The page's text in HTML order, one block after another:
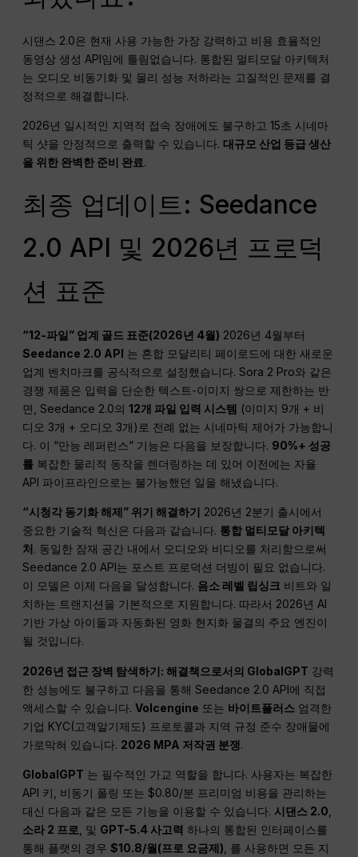
시댄스 2.0은 현재 사용 가능한 가장 강력하고 비용 효율적인
동영상 생성 API임에 틀림없습니다. 통합된 멀티모달 아키텍처
는 오디오 비동기화 및 물리 성능 저하라는 고질적인 문제를 결
정적으로 해결합니다.
2026년 일시적인 지역적 접속 장애에도 불구하고 15초 시네마
틱 샷을 안정적으로 출력할 수 있습니다. 대규모 산업 등급 생산
을 위한 완벽한 준비 완료.
최종 업데이트: Seedance
2.0 API 및 2026년 프로덕
션 표준
“12-파일” 업계 골드 표준(2026년 4월) 2026년 4월부터
Seedance 2.0 API 는 혼합 모달리티 페이로드에 대한 새로운
업계 벤치마크를 공식적으로 설정했습니다. Sora 2 Pro와 같은
경쟁 제품은 입력을 단순한 텍스트-이미지 쌍으로 제한하는 반
면, Seedance 2.0의12개 파일 입력 시스템 (이미지 9개 + 비
디오 3개 + 오디오 3개)로 전례 없는 시네마틱 제어가 가능합니
다. 이 “만능 레퍼런스” 기능은 다음을 보장합니다. 90%+ 성공
률 복잡한 물리적 동작을 렌더링하는 데 있어 이전에는 자율
API 파이프라인으로는 불가능했던 일을 해냈습니다.
“시청각 동기화 해제” 위기 해결하기 2026년 2분기 출시에서
중요한 기술적 혁신은 다음과 같습니다. 통합 멀티모달 아키텍
처. 동일한 잠재 공간 내에서 오디오와 비디오를 처리함으로써
Seedance 2.0 API는 포스트 프로덕션 더빙이 필요 없습니다.
이 모델은 이제 다음을 달성합니다. 음소 레벨 립싱크 비트와 일
치하는 트랜지션을 기본적으로 지원합니다. 따라서 2026년 AI
기반 가상 아이돌과 자동화된 영화 현지화 물결의 주요 엔진이
될 것입니다.
2026년 접근 장벽 탐색하기: 해결책으로서의 GlobalGPT 강력
한 성능에도 불구하고 다음을 통해 Seedance 2.0 API에 직접
액세스할 수 있습니다.Volcengine 또는 바이트플러스 엄격한
기업 KYC(고객알기제도) 프로토콜과 지역 규정 준수 장애물에
가로막혀 있습니다. 2026 MPA 저작권 분쟁.
GlobalGPT 는 필수적인 가교 역할을 합니다. 사용자는 복잡한
API 키, 비동기 폴링 또는 $0.80/분 프리미엄 비용을 관리하는
대신 다음과 같은 모든 기능을 이용할 수 있습니다.시댄스 2.0
소라 2 프로
, 및 GPT-5.4 사고력 하나의 통합된 인터페이스를
통해 플랫의 경우$10.8/월(프로 요금제) , 를 사용하면 모든 지